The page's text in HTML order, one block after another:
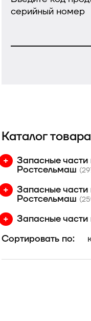
серийный номер
Каталог товара
Запасные
Ростсельмаш
Запасные
Ростсельмаш
Запасные части
Сортировать по: